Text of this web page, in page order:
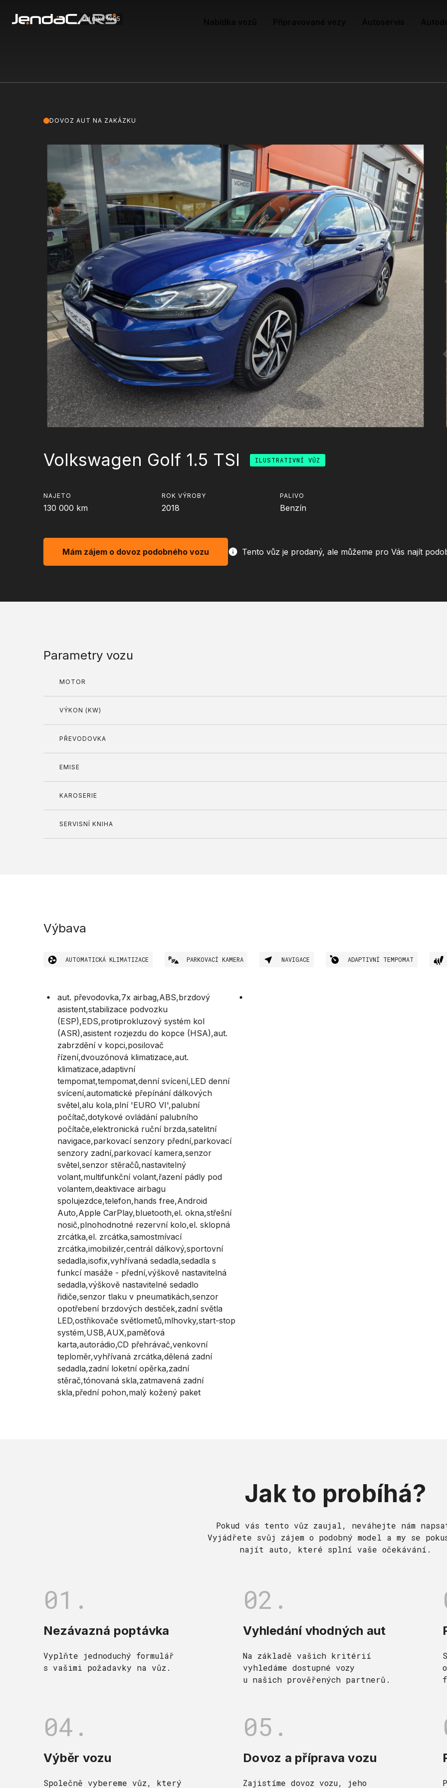
od roku 1995
Volkswagen Golf 1.5 TSI ILUSTRATIVNÍ VŮZ
NAJETO
130 000 km
ROK VÝROBY
2018
PALIVO
Benzín
Mám zájem o dovoz podobného vozu Tento vůz je prodaný, ale můžeme pro Vás najít
DOVOZ AUT NA ZAKÁZKU
Parametry vozu
MOTOR
VÝKON (KW)
PŘEVODOVKA
EMISE
KAROSERIE
SERVISNÍ KNIHA
Výbava
AUTOMATICKÁ KLIMATIZACE PARKOVACÍ KAMERA NAVIGACE ADAPTIVNÍ TEMPOMAT
aut. převodovka,7x airbag,ABS,brzdový
asistent,stabilizace podvozku
(ESP),EDS,protiprokluzový systém kol
(ASR),asistent rozjezdu do kopce (HSA),aut.
zabrzdění v kopci,posilovač
řízení,dvouzónová klimatizace,aut.
klimatizace,adaptivní
tempomat,tempomat,denní svícení,LED denní
svícení,automatické přepínání dálkových
světel,alu kola,plní 'EURO VI',palubní
počítač,dotykové ovládání palubního
počítače,elektronická ruční brzda,satelitní
navigace,parkovací senzory přední,parkovací
senzory zadní,parkovací kamera,senzor
světel,senzor stěračů,nastavitelný
volant,multifunkční volant,řazení pádly pod
volantem,deaktivace airbagu
spolujezdce,telefon,hands free,Android
Auto,Apple CarPlay,bluetooth,el. okna,střešní
nosič,plnohodnotné rezervní kolo,el. sklopná
zrcátka,el. zrcátka,samostmívací
zrcátka,imobilizér,centrál dálkový,sportovní
sedadla,isofix,vyhřívaná sedadla,sedadla s
funkcí masáže - přední,výškově nastavitelná
sedadla,výškově nastavitelné sedadlo
řidiče,senzor tlaku v pneumatikách,senzor
opotřebení brzdových destiček,zadní světla
LED,ostřikovače světlometů,mlhovky,start-stop
systém,USB,AUX,paměťová
karta,autorádio,CD přehrávač,venkovní
teploměr,vyhřívaná zrcátka,dělená zadní
sedadla,zadní loketní opěrka,zadní
stěrač,tónovaná skla,zatmavená zadní
skla,přední pohon,malý kožený paket
Jak to probíhá?
Pokud vás tento vůz zaujal, neváhejte nám
Vyjádřete svůj zájem o podobný model a my se
najít auto, které splní vaše očekávání.
01.
Nezávazná poptávka
Vyplňte jednoduchý formulář
s vašimi požadavky na vůz.
02.
Vyhledání vhodných aut
Na základě vašich kritérií
vyhledáme dostupné vozy
u našich prověřených partnerů.
04.
Výběr vozu
Společně vybereme vůz, který
05.
Dovoz a příprava vozu
Zajistíme dovoz vozu, jeho